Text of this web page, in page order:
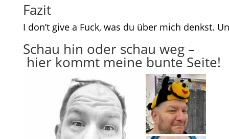
Fazit
I don’t give a Fuck, was du über mich denkst.
Schau hin oder schau weg –
hier kommt meine bunte Seite!